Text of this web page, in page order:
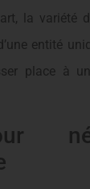
la variété
entité
place à